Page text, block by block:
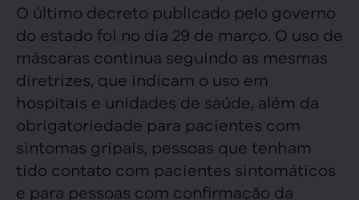
O último decreto publicado pelo governo
do estado foi no dia 29 de março. O uso de
máscaras continua seguindo as mesmas
diretrizes, que indicam o uso em
hospitais e unidades de saúde, além da
obrigatoriedade para pacientes com
sintomas gripais, pessoas que tenham
tido contato com pacientes sintomáticos
e para pessoas com confirmação da